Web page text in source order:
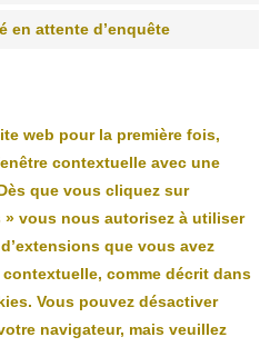
en attente d’enquête
web pour la première fois,
contextuelle avec une
que vous cliquez sur
» vous nous autorisez à utiliser
que vous avez
comme décrit dans
Vous pouvez désactiver
navigateur, mais veuillez